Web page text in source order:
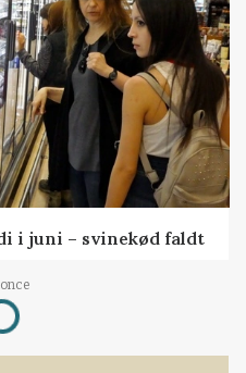
i juni – svinekød faldt